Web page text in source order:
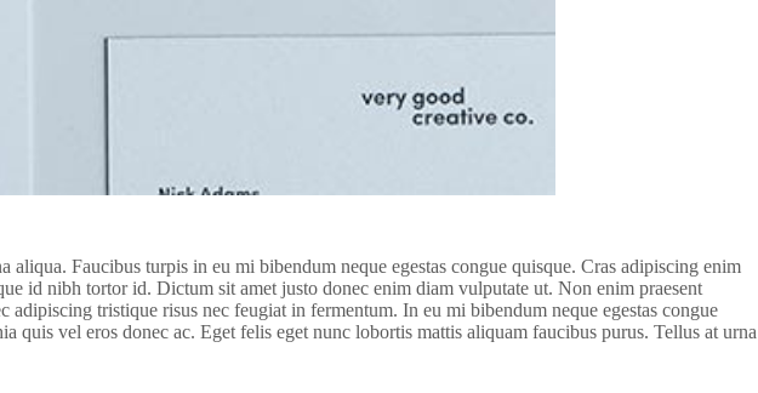
Faucibus turpis in eu mi bibendum neque egestas congue quisque. Cras adipiscing enim
id nibh tortor id. Dictum sit amet justo donec enim diam vulputate ut. Non enim praesent
tristique risus nec feugiat in fermentum. In eu mi bibendum neque egestas congue
vel eros donec ac. Eget felis eget nunc lobortis mattis aliquam faucibus purus. Tellus at urna